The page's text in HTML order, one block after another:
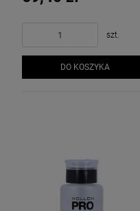
szt.
DO KOSZYKA